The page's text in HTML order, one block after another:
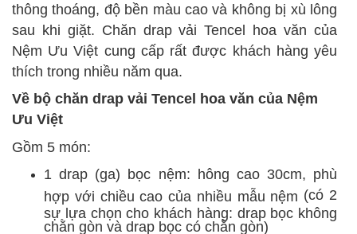
thông thoáng, độ bền màu cao và không bị xù lông
sau khi giặt. Chăn drap vải Tencel hoa văn của
Nệm Ưu Việt cung cấp rất được khách hàng yêu
thích trong nhiều năm qua.
Về bộ chăn drap vải Tencel hoa văn của Nệm
Ưu Việt
Gồm 5 món:
1 drap (ga) bọc nệm: hông cao 30cm, phù
hợp với chiều cao của nhiều mẫu nệm (có 2
sự lựa chọn cho khách hàng: drap bọc không
chằn gòn và drap bọc có chằn gòn)